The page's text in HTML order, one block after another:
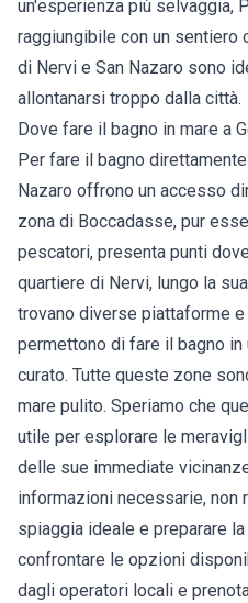
un'esperienza più selvaggia,
raggiungibile con un sentiero
di Nervi e San Nazaro sono
allontanarsi troppo dalla città.
Dove fare il bagno in mare a
Per fare il bagno
Nazaro offrono un accesso
zona di Boccadasse, pur
pescatori, presenta punti
quartiere di Nervi, lungo la
trovano diverse piattaforme
permettono di fare il bagno
curato. Tutte queste zone
mare pulito. Speriamo che
utile per esplorare le
delle sue immediate
informazioni necessarie,
spiaggia ideale e preparare
confrontare le opzioni
dagli operatori locali e